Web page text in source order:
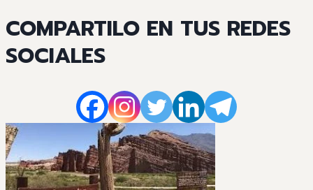
COMPARTILO EN TUS REDES
SOCIALES